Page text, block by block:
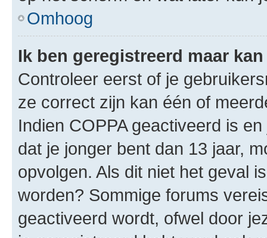
Omhoog
Ik ben geregistreerd maar
Controleer eerst of je
ze correct zijn kan één of
Indien COPPA geactiveerd is
dat je jonger bent dan 13 jaar,
opvolgen. Als dit niet het geval
worden? Sommige forums
geactiveerd wordt, ofwel door